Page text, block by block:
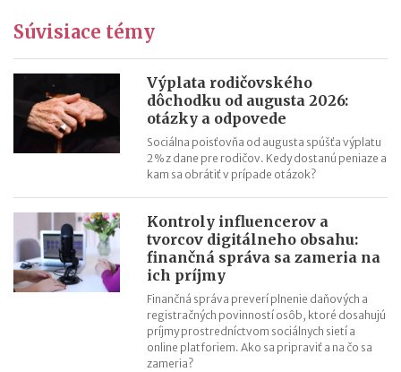
Stravné (diéty) od 1.12.2025
Zmeny v sociálnom poistení SZČO od 1.1.2026
Odvodová odpočítateľná položka z príjmu trénerov od 1.1.2026
11 mýtov o dôchodkoch
Súvisiace témy
Výplata rodičovského
dôchodku od augusta 2026:
otázky a odpovede
Sociálna poisťovňa od augusta spúšťa výplatu
2 % z dane pre rodičov. Kedy dostanú peniaze a
kam sa obrátiť v prípade otázok?
Kontroly influencerov a
tvorcov digitálneho obsahu:
finančná správa sa zameria na
ich príjmy
Finančná správa preverí plnenie daňových a
registračných povinností osôb, ktoré dosahujú
príjmy prostredníctvom sociálnych sietí a
online platforiem. Ako sa pripraviť a na čo sa
zameria?